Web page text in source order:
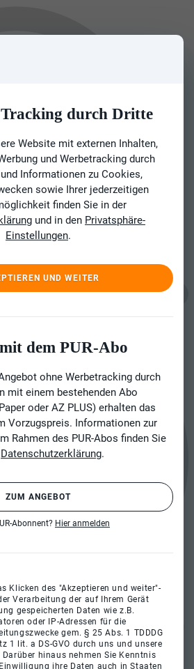
durch Dritte
Website mit externen Inhalten,
und Werbetracking durch
Informationen zu Cookies,
sowie Ihrer jederzeitigen
finden Sie in der
und in den Privatsphäre-
Einstellungen.
UND WEITER
dem PUR-Abo
ohne Werbetracking durch
mit einem bestehenden Abo
oder AZ PLUS) erhalten das
Vorzugspreis. Informationen zur
Rahmen des PUR-Abos finden Sie
Datenschutzerklärung.
ZUM ANGEBOT
Abonnent? Hier anmelden
Klicken des "Akzeptieren und weiter"-
Verarbeitung der auf Ihrem Gerät
gespeicherten Daten wie z.B.
oder IP-Adressen für die
gem. § 25 Abs. 1 TDDDG
1 lit. a DS-GVO durch uns und unsere
Darüber hinaus nehmen Sie Kenntnis
ihre Daten auch in Staaten